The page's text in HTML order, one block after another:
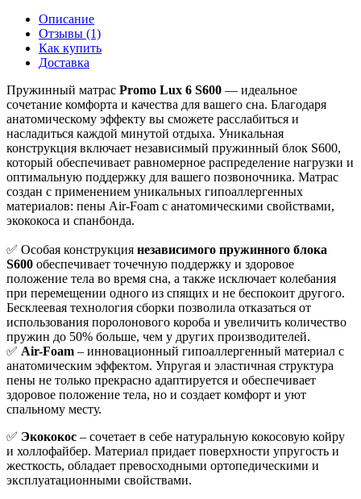
Описание
Отзывы (1)
Как купить
Доставка
Пружинный матрас Promo Lux 6 S600 — идеальное
сочетание комфорта и качества для вашего сна. Благодаря
анатомическому эффекту вы сможете расслабиться и
насладиться каждой минутой отдыха. Уникальная
конструкция включает независимый пружинный блок S600,
который обеспечивает равномерное распределение нагрузки и
оптимальную поддержку для вашего позвоночника. Матрас
создан с применением уникальных гипоаллергенных
материалов: пены Air-Foam с анатомическими свойствами,
экококоса и спанбонда.
✅ Особая конструкция независимого пружинного блока
S600 обеспечивает точечную поддержку и здоровое
положение тела во время сна, а также исключает колебания
при перемещении одного из спящих и не беспокоит другого.
Бесклеевая технология сборки позволила отказаться от
использования поролонового короба и увеличить количество
пружин до 50% больше, чем у других производителей.
✅ Air-Foam – инновационный гипоаллергенный материал с
анатомическим эффектом. Упругая и эластичная структура
пены не только прекрасно адаптируется и обеспечивает
здоровое положение тела, но и создает комфорт и уют
спальному месту.
✅ Экококос – сочетает в себе натуральную кокосовую койру
и холлофайбер. Материал придает поверхности упругость и
жесткость, обладает превосходными ортопедическими и
эксплуатационными свойствами.